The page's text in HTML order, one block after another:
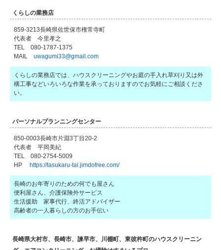
くらしの業務店
859-3213長崎県佐世保市権常寺町
代表者 今里孝之
TEL 080-1787-1375
MAILuwagumi33@gmail.com
くらしの業務店では、ハウスクリーニングやお庭の手入れ草刈り又は外
構工事などいろいろな作業を承っておりますのでお気軽にご相談くださ
い。
パーソナルプランニングセンター
850-0003長崎市片淵3丁目20-2
代表者 平岡美紀
TEL 080-2754-5009
HP https://tasukaru-tai.jimdofree.com/
長崎のお年寄りのための何でも屋さん
便利屋さん、介護保険外サービス
生活援助 家事代行、終活アドバイザー
高齢者の一人暮らしの方のお手伝い
長崎県大村市、長崎市、諫早市、川棚町、東彼杵町のハウスクリーニン